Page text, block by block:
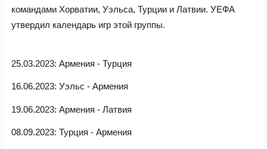
командами Хорватии, Уэльса, Турции и Латвии. УЕФА
утвердил календарь игр этой группы.
25.03.2023: Армения - Турция
16.06.2023: Уэльс - Армения
19.06.2023: Армения - Латвия
08.09.2023: Турция - Армения